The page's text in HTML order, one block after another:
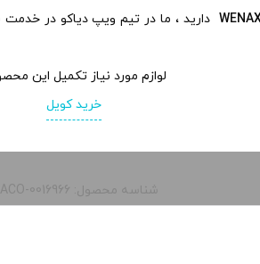
دارید ، ما در تیم ویپ دیاکو در
لوازم مورد نیاز تکمیل این
خرید کویل
شناسه محصول: DIACO-0016966